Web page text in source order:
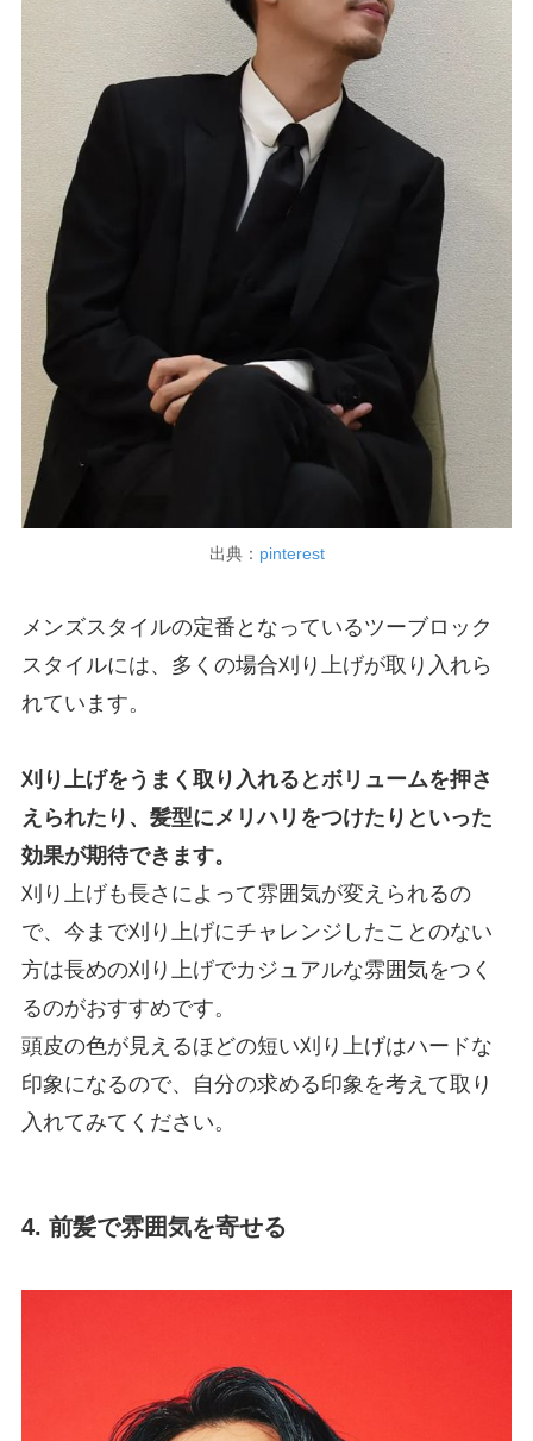
出典： pinterest
メンズスタイルの定番となっているツーブロック
スタイルには、多くの場合刈り上げが取り入れら
れています。
刈り上げをうまく取り入れるとボリュームを押さ
えられたり、髪型にメリハリをつけたりといった
効果が期待できます。
刈り上げも長さによって雰囲気が変えられるの
で、今まで刈り上げにチャレンジしたことのない
方は長めの刈り上げでカジュアルな雰囲気をつく
るのがおすすめです。
頭皮の色が見えるほどの短い刈り上げはハードな
印象になるので、自分の求める印象を考えて取り
入れてみてください。
4. 前髪で雰囲気を寄せる